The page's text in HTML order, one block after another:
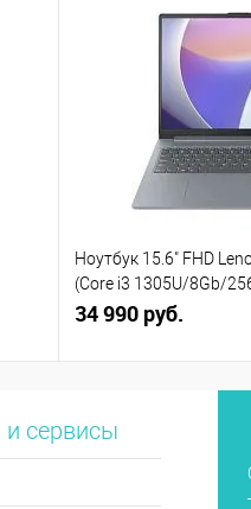
Ноутбук 15.6" FHD
(Core i3 1305U/8Gb/
(82X7004BPS)
34 990 руб.
сервисы